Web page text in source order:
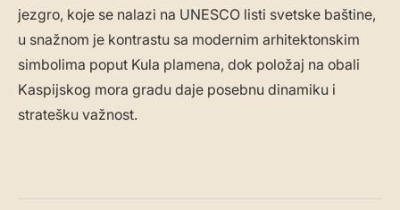
jezgro, koje se nalazi na UNESCO listi svetske baštine,
u snažnom je kontrastu sa modernim arhitektonskim
simbolima poput Kula plamena, dok položaj na obali
Kaspijskog mora gradu daje posebnu dinamiku i
stratešku važnost.